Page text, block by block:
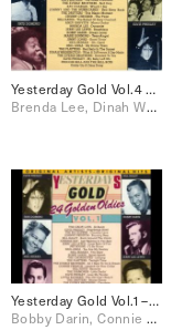
Yesterday Gold Vol.4 – 24 Golden Oldies
Brenda Lee, Dinah Washington, Elvis Presley, Jerry Lee Lewis, Neil Sedaka, Paul Anka, Ray Charles, Roy Orbison, Sam Cooke, The Drifters, The Everly Brothers, The Platters
Yesterday Gold Vol.1 – 24 Golden Oldies
Bobby Darin, Connie Francis, Elvis Presley, Jerry Lee Lewis, Johnnie Ray, Johnny Preston, Little Richard, Neil Sedaka, Paul Anka, Ray Charles, The Drifters, The Everly Brothers, The Platters